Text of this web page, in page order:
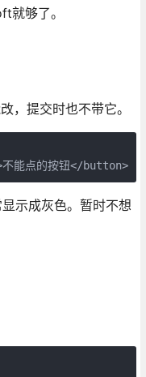
就够了。
，提交时也不带它。
能点的按钮</button>
示成灰色。暂时不想